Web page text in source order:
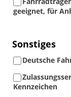
geeignet, für
Sonstiges
Deutsche
Kennzeichen